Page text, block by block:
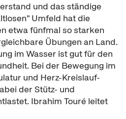
und das ständige
Umfeld hat die
etwa fünfmal so starken
Übungen an Land.
im Wasser ist gut für den
Bei der Bewegung im
und Herz-Kreislauf-
der Stütz- und
Ibrahim Touré leitet